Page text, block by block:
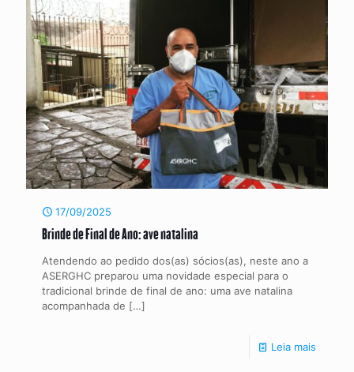
17/09/2025
Brinde de Final de Ano: ave natalina
Atendendo ao pedido dos(as) sócios(as), neste ano a
ASERGHC preparou uma novidade especial para o
tradicional brinde de final de ano: uma ave natalina
acompanhada de […]
Leia mais